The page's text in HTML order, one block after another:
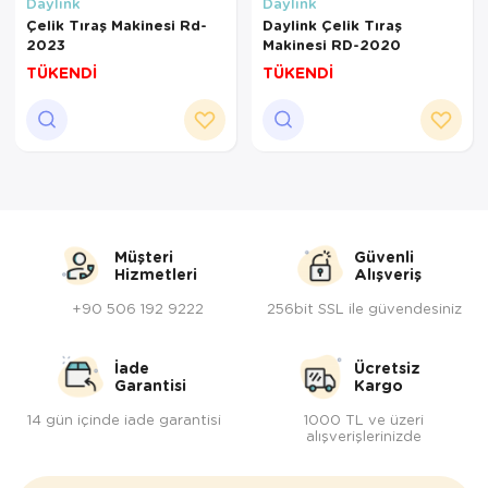
Kozmetik, Kişisel Bakım ve Sağlık
Çelik Tıraş Makinesi Rd-
2023
TÜKENDİ
Daylink Çelik Tıraş
Makinesi RD-2020
TÜKENDİ
Müşteri
Hizmetleri
+90 506 192 9222
Güvenli
Alışveriş
256bit SSL ile güvendesiniz
İade
Garantisi
14 gün içinde iade garantisi
Ücretsiz
Kargo
1000 TL ve üzeri
alışverişlerinizde